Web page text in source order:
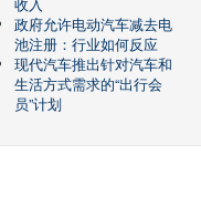
政府允许电动汽车减去电
池注册：行业如何反应
现代汽车推出针对汽车和
生活方式需求的“出行会
员”计划